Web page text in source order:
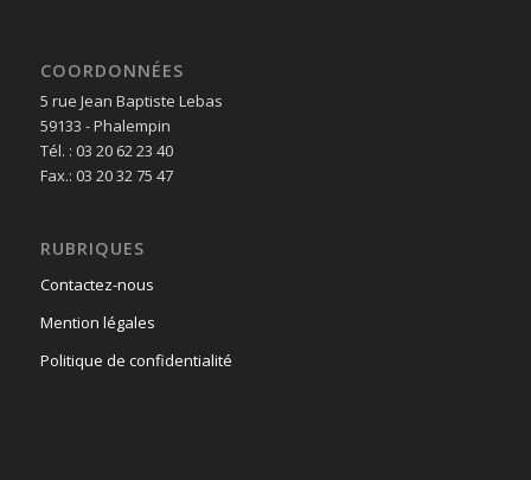
COORDONNÉES
5 rue Jean Baptiste Lebas
59133 - Phalempin
Tél. : 03 20 62 23 40
Fax.: 03 20 32 75 47
RUBRIQUES
Contactez-nous
Mention légales
Politique de confidentialité